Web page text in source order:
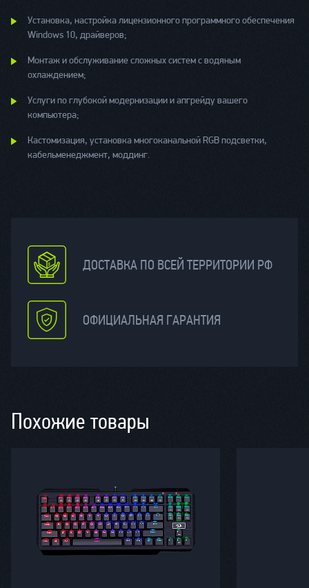
Установка, настройка лицензионного программного обеспечения
Windows 10, драйверов;
Монтаж и обслуживание сложных систем с водяным
охлаждением;
Услуги по глубокой модернизации и апгрейду вашего
компьютера;
Кастомизация, установка многоканальной RGB подсветки,
кабельменеджмент, моддинг.
ДОСТАВКА ПО ВСЕЙ ТЕРРИТОРИИ РФ
ОФИЦИАЛЬНАЯ ГАРАНТИЯ
Похожие товары